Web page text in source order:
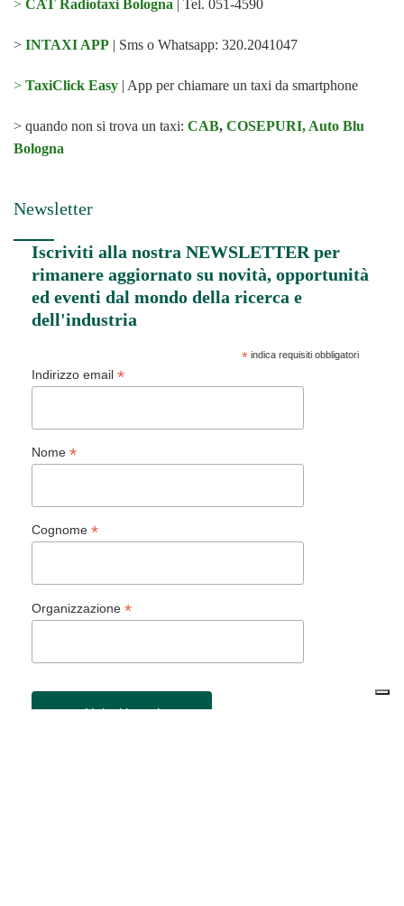
> CAT Radiotaxi Bologna | Tel. 051-4590
> INTAXI APP | Sms o Whatsapp: 320.2041047
> TaxiClick Easy | App per chiamare un taxi da smartphone
> quando non si trova un taxi: CAB, COSEPURI, Auto Blu
Bologna
Newsletter
Iscriviti alla nostra NEWSLETTER per
rimanere aggiornato su novità, opportunità
ed eventi dal mondo della ricerca e
dell'industria
*indica requisiti obbligatori
Indirizzo email *
Nome *
Cognome *
Organizzazione *